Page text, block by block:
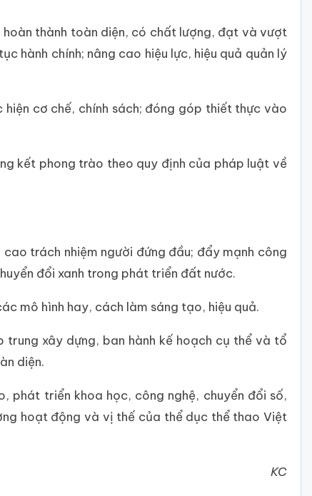
thành toàn diện, có chất lượng, đạt và vượt
hành chính; nâng cao hiệu lực, hiệu quả quản lý
cơ chế, chính sách; đóng góp thiết thực vào
kết phong trào theo quy định của pháp luật về
trách nhiệm người đứng đầu; đẩy mạnh công
đổi xanh trong phát triển đất nước.
mô hình hay, cách làm sáng tạo, hiệu quả.
xây dựng, ban hành kế hoạch cụ thể và tổ
diện.
triển khoa học, công nghệ, chuyển đổi số,
hoạt động và vị thế của thể dục thể thao Việt
KC